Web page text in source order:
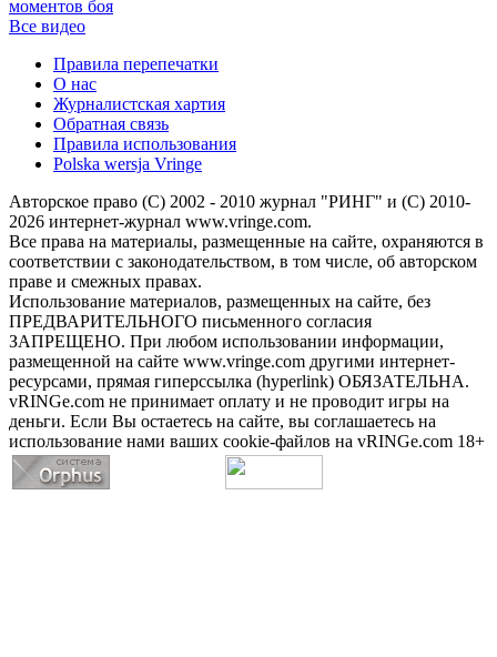
моментов боя
Все видео
Правила перепечатки
О нас
Журналистская хартия
Обратная связь
Правила использования
Polska wersja Vringe
Авторское право (С) 2002 - 2010 журнал "РИНГ" и (С) 2010-
2026 интернет-журнал www.vringe.com.
Все права на материалы, размещенные на сайте, охраняются в
соответствии с законодательством, в том числе, об авторском
праве и смежных правах.
Использование материалов, размещенных на сайте, без
ПРЕДВАРИТЕЛЬНОГО письменного согласия
ЗАПРЕЩЕНО. При любом использовании информации,
размещенной на сайте www.vringe.com другими интернет-
ресурсами, прямая гиперссылка (hyperlink) ОБЯЗАТЕЛЬНА.
vRINGe.com не принимает оплату и не проводит игры на
деньги. Если Вы остаетесь на сайте, вы соглашаетесь на
использование нами ваших cookie-файлов на vRINGe.com 18+